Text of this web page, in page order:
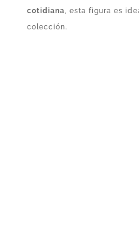
cotidiana , esta figura es
colección.